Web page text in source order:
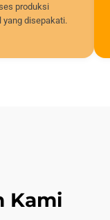
produksi
disepakati.
Kami